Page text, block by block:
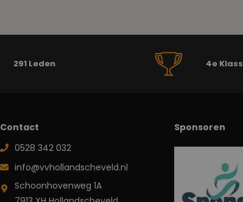
291 Leden 4e
Contact
0528 342 032
info@vvhollandscheveld.nl
Schoonhovenweg 1A
Sponsoren